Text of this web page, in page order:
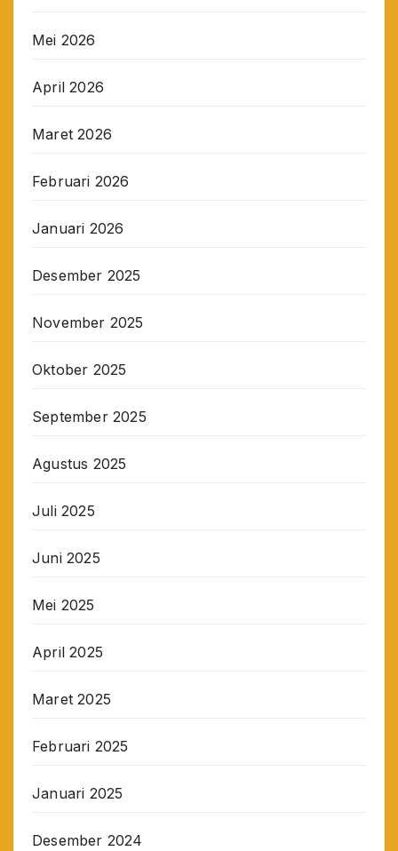
Mei 2026
April 2026
Maret 2026
Februari 2026
Januari 2026
Desember 2025
November 2025
Oktober 2025
September 2025
Agustus 2025
Juli 2025
Juni 2025
Mei 2025
April 2025
Maret 2025
Februari 2025
Januari 2025
Desember 2024